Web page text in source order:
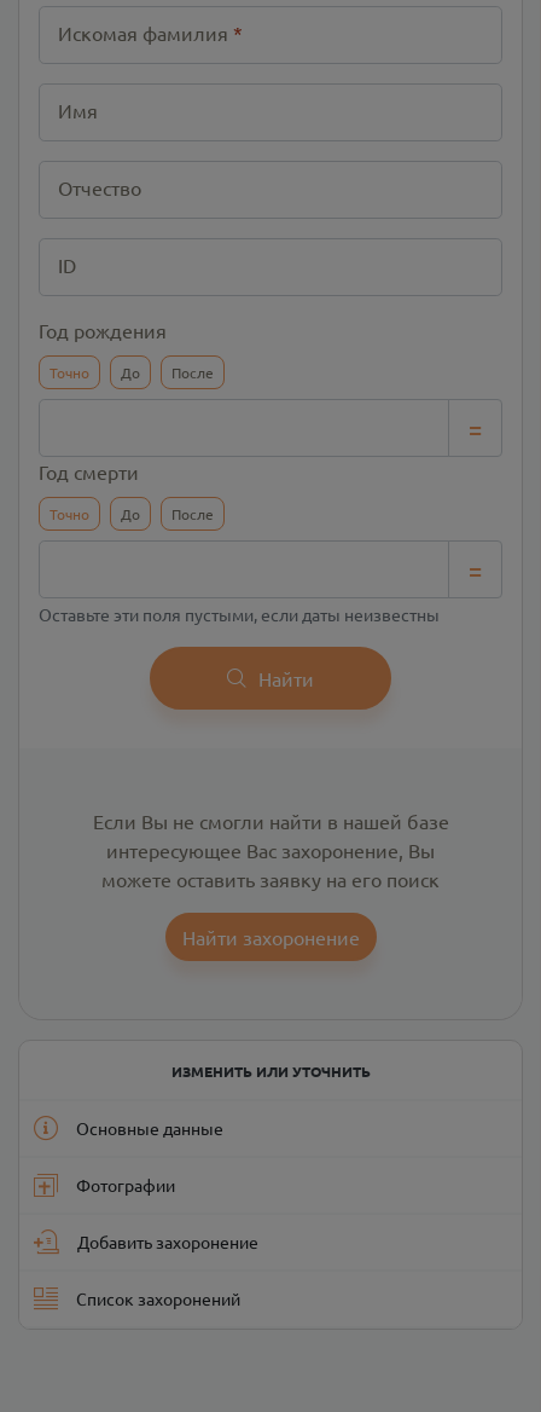
Искомая фамилия *
Имя
Отчество
ID
Год рождения
Точно До После
=
Год смерти
Точно До После
=
Оставьте эти поля пустыми, если даты неизвестны
Найти
Если Вы не смогли найти в нашей базе
интересующее Вас захоронение, Вы
можете оставить заявку на его поиск
Найти захоронение
ИЗМЕНИТЬ ИЛИ УТОЧНИТЬ
Основные данные
Фотографии
Добавить захоронение
Список захоронений